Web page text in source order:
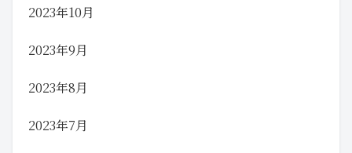
2023年10月
2023年9月
2023年8月
2023年7月